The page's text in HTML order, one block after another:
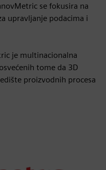
se fokusira na
upravljanje podacima i
je multinacionalna
tome da 3D
proizvodnih procesa